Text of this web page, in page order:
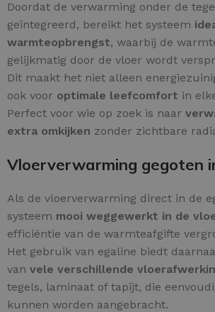
Doordat de verwarming onder de
geïntegreerd, bereikt het systeem
warmteopbrengst, waarbij de
gelijkmatig door de vloer wordt
Dit maakt het niet alleen
ook voor optimale leefcomfort in
Perfect voor wie op zoek is naar
extra omkijken zonder zichtbare
Vloerverwarming gegoten
Als de vloerverwarming direct in de
systeem mooi weggewerkt in de
efficiëntie van de warmteafgifte
Het gebruik van egaline biedt
van vele verschillende
tegels, laminaat of tapijt, die
kunnen worden aangebracht.